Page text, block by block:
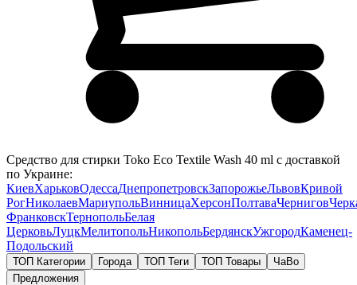
Средство для стирки Toko Eco Textile Wash 40 ml с доставкой
по Украине:
КиевХарьковОдессаДнепропетровскЗапорожьеЛьвовКривой
РогНиколаевМариупольВинницаХерсонПолтаваЧернигов
ФранковскТернопольБелая
ЦерковьЛуцкМелитопольНикопольБердянскУжгородКаменец-
Подольский
ТОП Категории Города ТОП Теги ТОП Товары
ЧаВо
Предложения